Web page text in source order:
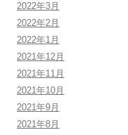
2022年3月
2022年2月
2022年1月
2021年12月
2021年11月
2021年10月
2021年9月
2021年8月